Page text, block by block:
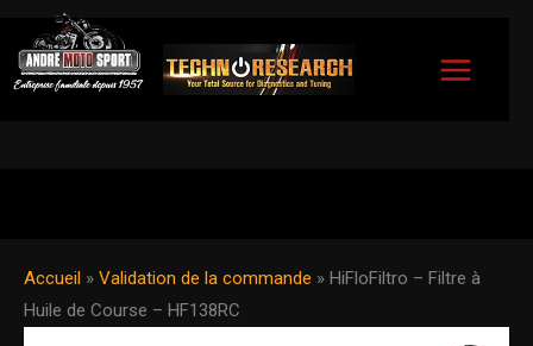
Aller
au
Accueil » Validation de la commande » HiFloFiltro – Filtre à
Huile de Course – HF138RC